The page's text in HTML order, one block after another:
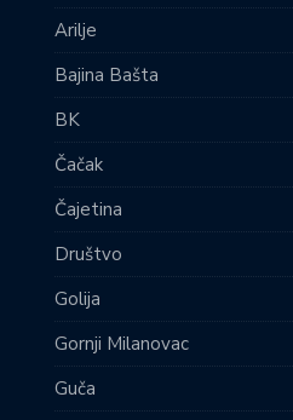
Arilje
Bajina Bašta
BK
Čačak
Čajetina
Društvo
Golija
Gornji Milanovac
Guča